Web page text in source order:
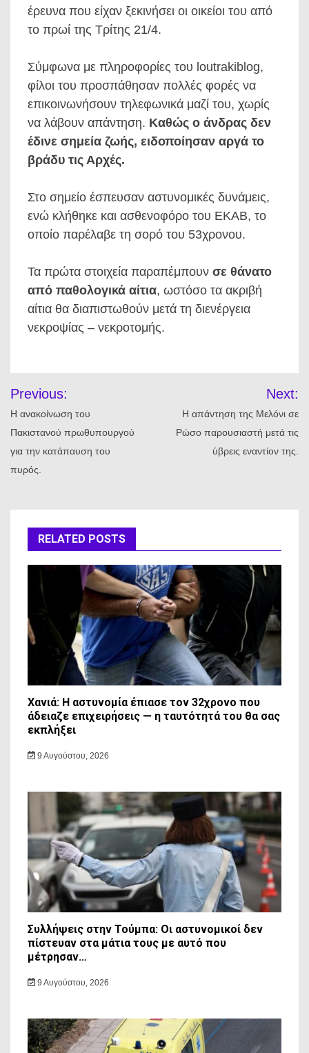
έρευνα που είχαν ξεκινήσει οι οικείοι του από
το πρωί της Τρίτης 21/4.
Σύμφωνα με πληροφορίες του loutrakiblog,
φίλοι του προσπάθησαν πολλές φορές να
επικοινωνήσουν τηλεφωνικά μαζί του, χωρίς
να λάβουν απάντηση. Καθώς ο άνδρας δεν
έδινε σημεία ζωής, ειδοποίησαν αργά το
βράδυ τις Αρχές.
Στο σημείο έσπευσαν αστυνομικές δυνάμεις,
ενώ κλήθηκε και ασθενοφόρο του ΕΚΑΒ, το
οποίο παρέλαβε τη σορό του 53χρονου.
Τα πρώτα στοιχεία παραπέμπουν σε θάνατο
από παθολογικά αίτια, ωστόσο τα ακριβή
αίτια θα διαπιστωθούν μετά τη διενέργεια
νεκροψίας – νεκροτομής.
άρθρων
Previous:
Η ανακοίνωση του
Πακιστανού πρωθυπουργού
για την κατάπαυση του
πυρός.
Next:
Η απάντηση της Μελόνι σε
Ρώσο παρουσιαστή μετά τις
ύβρεις εναντίον της.
RELATED POSTS
Χανιά: Η αστυνομία έπιασε τον 32χρονο που
άδειαζε επιχειρήσεις — η ταυτότητά του θα σας
εκπλήξει
9 Αυγούστου, 2026
Συλλήψεις στην Τούμπα: Οι αστυνομικοί δεν
πίστευαν στα μάτια τους με αυτό που
μέτρησαν…
9 Αυγούστου, 2026